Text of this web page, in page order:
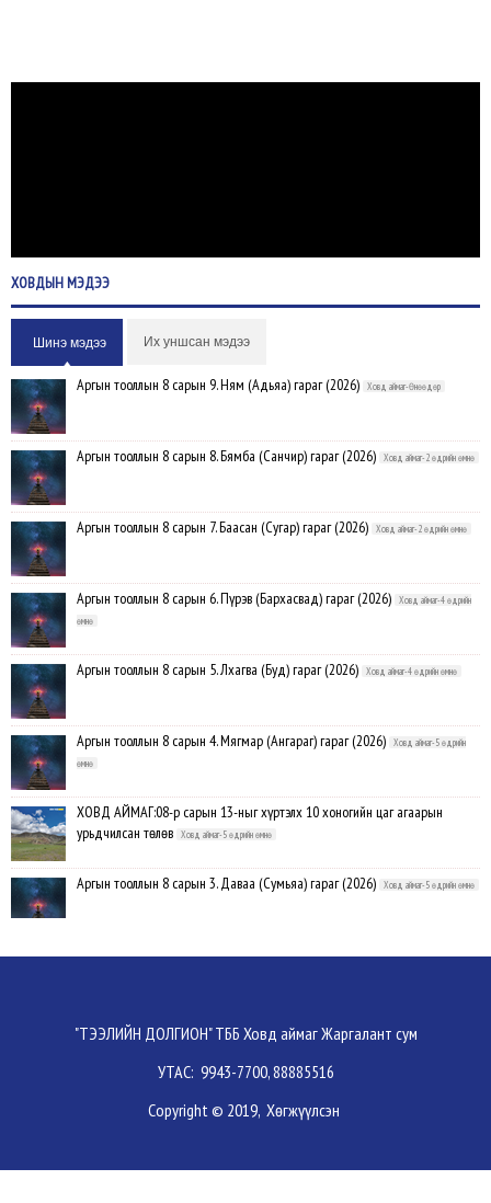
ХОВДЫНМЭДЭЭ
Шинэ мэдээ Их уншсан мэдээ
Аргын тооллын 8 сарын 9. Ням (Адьяа) гараг (2026) Ховд аймаг-Өнөөдөр
Аргын тооллын 8 сарын 8. Бямба (Санчир) гараг (2026) Ховд аймаг-2 өдрийн өмнө
Аргын тооллын 8 сарын 7. Баасан (Сугар) гараг (2026) Ховд аймаг-2 өдрийн өмнө
Аргын тооллын 8 сарын 6. Пүрэв (Бархасвад) гараг (2026)
Ховд аймаг-4 өдрийн
өмнө
Аргын тооллын 8 сарын 5. Лхагва (Буд) гараг (2026) Ховд аймаг-4 өдрийн өмнө
Аргын тооллын 8 сарын 4. Мягмар (Ангараг) гараг (2026)
Ховд аймаг-5 өдрийн
өмнө
ХОВД АЙМАГ:08-р сарын 13-ныг хүртэлх 10 хоногийн цаг агаарын
урьдчилсан төлөв
Ховд аймаг-5 өдрийн өмнө
Аргын тооллын 8 сарын 3. Даваа (Сумьяа) гараг (2026) Ховд аймаг-5 өдрийн өмнө
Хүндэтгэлийн барилдаанд 64 бөх оролцлоо Ховд аймаг-8/3/2026
Улсын цол, чимэг хүртсэн бөхчүүд, харваачдад хүндэтгэл үзүүлэв
Ахмад бөхчүүд, харваачид, уяачдад хүндэтгэл үзүүллээ Ховд аймаг-8/2/2026
"ТЭЭЛИЙН ДОЛГИОН" ТББ Ховд аймаг Жаргалант сум
УТАС: 9943-7700, 88885516
Copyright © 2019, Хөгжүүлсэн